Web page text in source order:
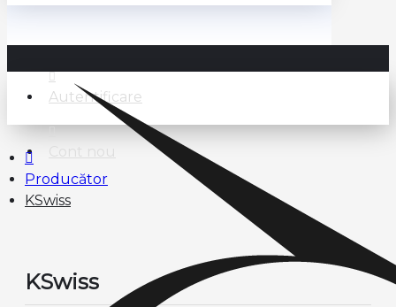
Autentificare
Producător
KSwiss
KSwiss